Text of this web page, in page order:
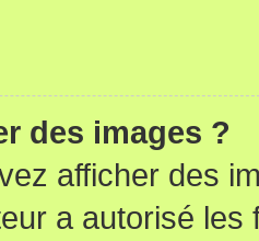
des images ?
afficher des
a autorisé